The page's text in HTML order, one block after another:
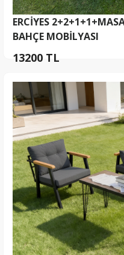
ERCİYES
BAHÇE MOBİLYASI
13200 TL